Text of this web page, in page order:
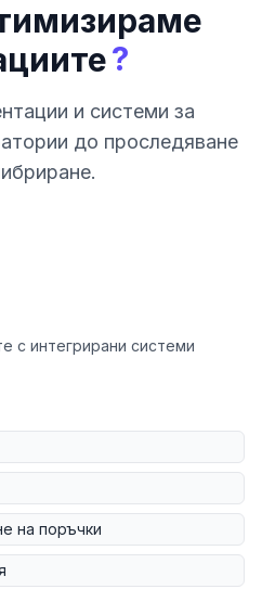
?
и системи за
до проследяване
с интегрирани системи
на поръчки